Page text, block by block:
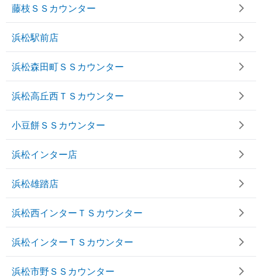
藤枝ＳＳカウンター
浜松駅前店
浜松森田町ＳＳカウンター
浜松高丘西ＴＳカウンター
小豆餅ＳＳカウンター
浜松インター店
浜松雄踏店
浜松西インターＴＳカウンター
浜松インターＴＳカウンター
浜松市野ＳＳカウンター